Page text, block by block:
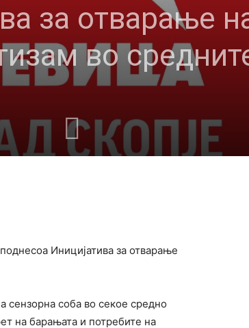
за отварање
во
Иницијатива за отварање
сензорна соба во секое средно
на барањата и потребите на